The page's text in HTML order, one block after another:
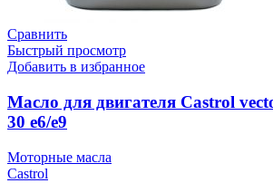
Сравнить
Быстрый просмотр
Добавить в избранное
Масло для двигателя Castrol
30 e6/e9
Моторные масла
Castrol